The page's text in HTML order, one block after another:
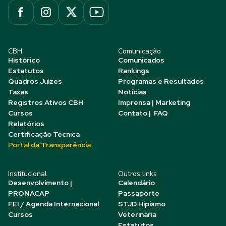
CBH
Histórico
Estatutos
Quadros Juízes
Taxas
Registros Ativos CBH
Cursos
Relatórios
Certificação Técnica
Portal da Transparência
Comunicação
Comunicados
Rankings
Programas e Resultados
Notícias
Imprensa | Marketing
Contato | FAQ
Institucional
Desenvolvimento |
PRONACAP
FEI / Agenda Internacional
Cursos
Outros links
Calendário
Passaporte
STJD Hipismo
Veterinária